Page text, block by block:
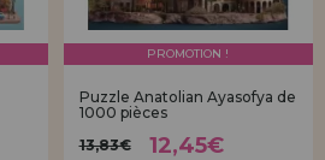
PROMOTION !
Puzzle Anatolian Ayasofya de
1000 pièces
13,83€
12,45€